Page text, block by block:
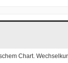
Chart.